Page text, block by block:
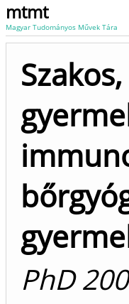
mtmt
Magyar Tudományos Művek Tára
PhD